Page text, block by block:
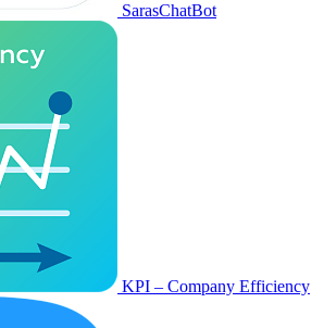
SarasChatBot
KPI – Company Efficiency